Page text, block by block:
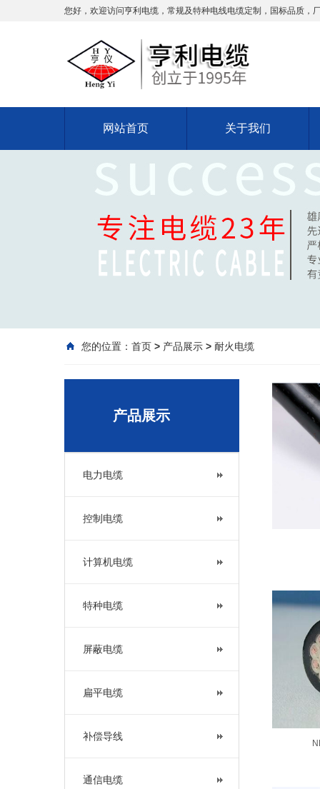
您好，欢迎访问亨利电缆，常规及特种电线电缆定制，国标品质，
网站首页 关于我们
您的位置： 首页 > 产品展示 > 耐火电缆
产品展示
电力电缆
控制电缆
计算机电缆
特种电缆
屏蔽电缆
扁平电缆
补偿导线
通信电缆